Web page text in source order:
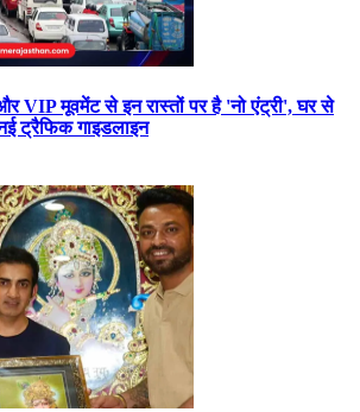
मूवमेंट से इन रास्तों पर है 'नो एंट्री', घर से
ट्रैफिक गाइडलाइन